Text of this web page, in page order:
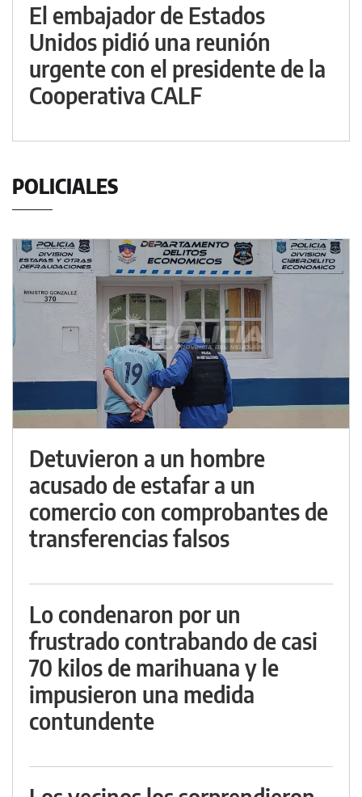
El embajador de Estados
Unidos pidió una reunión
urgente con el presidente de la
Cooperativa CALF
POLICIALES
Detuvieron a un hombre
acusado de estafar a un
comercio con comprobantes de
transferencias falsos
Lo condenaron por un
frustrado contrabando de casi
70 kilos de marihuana y le
impusieron una medida
contundente